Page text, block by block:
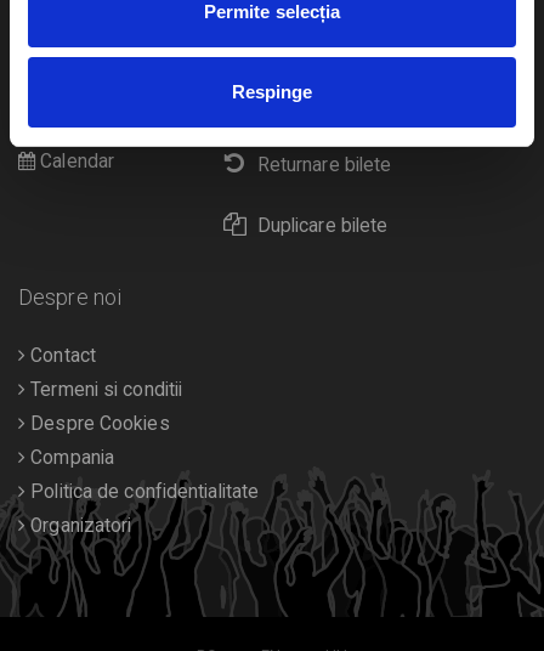
Permite selecția
Respinge
eBilet printat acasa
Livrare prin curier
Returnare bilete
Duplicare bilete
Pentru copii
Calendar
Despre noi
Contact
Termeni si conditii
Despre Cookies
Compania
Politica de confidentialitate
Organizatori